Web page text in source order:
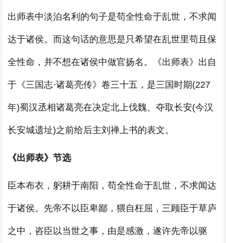
出师表中淡泊名利的句子是苟全性命于乱世，不求闻
达于诸侯。而这句话的意思是只希望在乱世里苟且保
全性命，并不想在诸侯中做官扬名。《出师表》出自
于《三国志·诸葛亮传》卷三十五，是三国时期(227
年)蜀汉丞相诸葛亮在决定北上伐魏、夺取长安(今汉
长安城遗址)之前给后主刘禅上书的表文。
《出师表》节选
臣本布衣，躬耕于南阳，苟全性命于乱世，不求闻达
于诸侯。先帝不以臣卑鄙，猥自枉屈，三顾臣于草庐
之中，咨臣以当世之事，由是感激，遂许先帝以驱